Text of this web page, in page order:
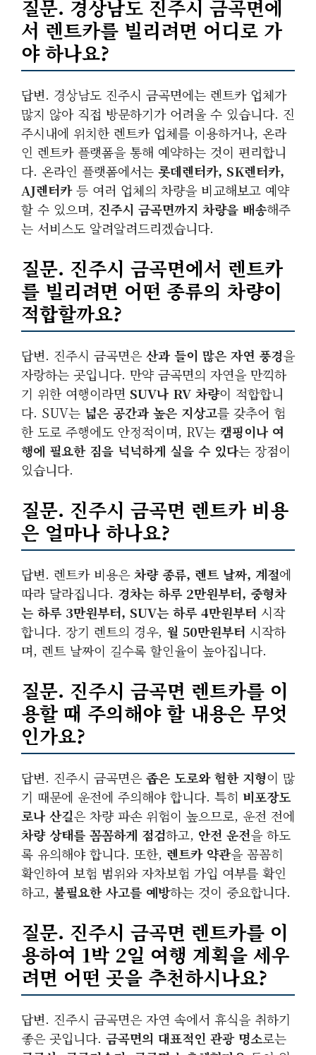
질문. 경상남도 진주시 금곡면에
서 렌트카를 빌리려면 어디로 가
야 하나요?
답변. 경상남도 진주시 금곡면에는 렌트카 업체가
많지 않아 직접 방문하기가 어려울 수 있습니다. 진
주시내에 위치한 렌트카 업체를 이용하거나, 온라
인 렌트카 플랫폼을 통해 예약하는 것이 편리합니
다. 온라인 플랫폼에서는 롯데렌터카, SK렌터카,
AJ렌터카등 여러 업체의 차량을 비교해보고 예약
할 수 있으며, 진주시 금곡면까지 차량을 배송해주
는 서비스도 알려알려드리겠습니다.
질문. 진주시 금곡면에서 렌트카
를 빌리려면 어떤 종류의 차량이
적합할까요?
답변. 진주시 금곡면은산과 들이 많은 자연 풍경을
자랑하는 곳입니다. 만약 금곡면의 자연을 만끽하
기 위한 여행이라면 SUV나 RV 차량이 적합합니
다. SUV는 넓은 공간과 높은 지상고를 갖추어 험
한 도로 주행에도 안정적이며, RV는 캠핑이나 여
행에 필요한 짐을 넉넉하게 실을 수 있다는 장점이
있습니다.
질문. 진주시 금곡면 렌트카 비용
은 얼마나 하나요?
답변. 렌트카 비용은차량 종류, 렌트 날짜, 계절에
따라 달라집니다. 경차는 하루 2만원부터, 중형차
는 하루 3만원부터, SUV는 하루 4만원부터 시작
합니다. 장기 렌트의 경우, 월 50만원부터 시작하
며, 렌트 날짜이 길수록 할인율이 높아집니다.
질문. 진주시 금곡면 렌트카를 이
용할 때 주의해야 할 내용은 무엇
인가요?
답변. 진주시 금곡면은좁은 도로와 험한 지형이 많
기 때문에 운전에 주의해야 합니다. 특히 비포장도
로나 산길은 차량 파손 위험이 높으므로, 운전 전에
차량 상태를 꼼꼼하게 점검하고, 안전 운전을 하도
록 유의해야 합니다. 또한, 렌트카 약관을 꼼꼼히
확인하여 보험 범위와 자차보험 가입 여부를 확인
하고, 불필요한 사고를 예방하는 것이 중요합니다.
질문. 진주시 금곡면 렌트카를 이
용하여 1박 2일 여행 계획을 세우
려면 어떤 곳을 추천하시나요?
답변. 진주시 금곡면은 자연 속에서 휴식을 취하기
좋은 곳입니다. 금곡면의 대표적인 관광 명소로는